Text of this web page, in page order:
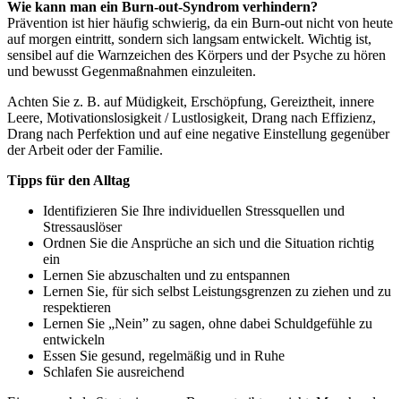
Wie kann man ein Burn-out-Syndrom verhindern?
Prävention ist hier häufig schwierig, da ein Burn-out nicht von heute
auf morgen eintritt, sondern sich langsam entwickelt. Wichtig ist,
sensibel auf die Warnzeichen des Körpers und der Psyche zu hören
und bewusst Gegenmaßnahmen einzuleiten.
Achten Sie z. B. auf Müdigkeit, Erschöpfung, Gereiztheit, innere
Leere, Motivationslosigkeit / Lustlosigkeit, Drang nach Effizienz,
Drang nach Perfektion und auf eine negative Einstellung gegenüber
der Arbeit oder der Familie.
Tipps für den Alltag
Identifizieren Sie Ihre individuellen Stressquellen und
Stressauslöser
Ordnen Sie die Ansprüche an sich und die Situation richtig
ein
Lernen Sie abzuschalten und zu entspannen
Lernen Sie, für sich selbst Leistungsgrenzen zu ziehen und zu
respektieren
Lernen Sie „Nein” zu sagen, ohne dabei Schuldgefühle zu
entwickeln
Essen Sie gesund, regelmäßig und in Ruhe
Schlafen Sie ausreichend